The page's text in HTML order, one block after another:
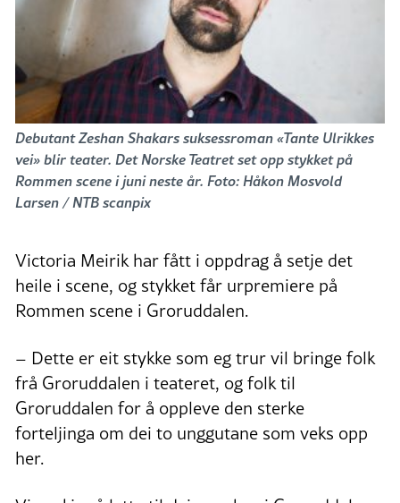
Debutant Zeshan Shakars suksessroman «Tante Ulrikkes
vei» blir teater. Det Norske Teatret set opp stykket på
Rommen scene i juni neste år. Foto: Håkon Mosvold
Larsen / NTB scanpix
Victoria Meirik har fått i oppdrag å setje det
heile i scene, og stykket får urpremiere på
Rommen scene i Groruddalen.
– Dette er eit stykke som eg trur vil bringe folk
frå Groruddalen i teateret, og folk til
Groruddalen for å oppleve den sterke
forteljinga om dei to unggutane som veks opp
her.